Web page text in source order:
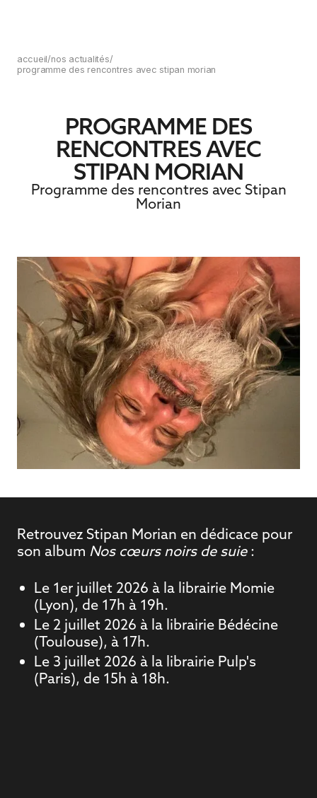
accueil/nos actualités/
programme des rencontres avec stipan morian
PROGRAMME DES
RENCONTRES AVEC
STIPAN MORIAN
Programme des rencontres avec Stipan
Morian
LA
BIOGRAPHIE
Retrouvez Stipan Morian en dédicace pour
son album Nos cœurs noirs de suie:
Le 1er juillet 2026 à la librairie Momie
(Lyon), de 17h à 19h.
Le 2 juillet 2026 à la librairie Bédécine
(Toulouse), à 17h.
Le 3 juillet 2026 à la librairie Pulp's
(Paris), de 15h à 18h.